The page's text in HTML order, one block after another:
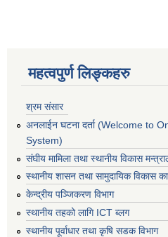
महत्वपुर्ण लिङ्कहरु
श्रम संसार
अनलाईन घटना दर्ता (Welcome to
System)
संघीय मामिला तथा स्थानीय विकास
स्थानीय शासन तथा सामुदायिक विकास
केन्द्रीय पञ्जिकरण विभाग
स्थानीय तहको लागि ICT ब्लग
स्थानीय पूर्वाधार तथा कृषि सडक विभाग